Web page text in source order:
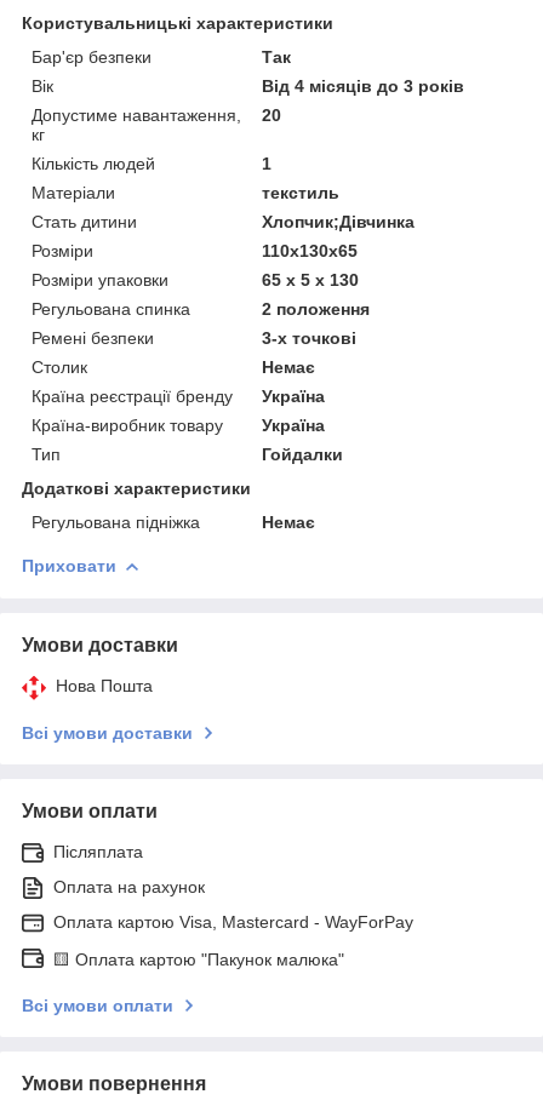
Користувальницькі характеристики
Бар'єр безпеки
Так
Вік
Від 4 місяців до 3 років
Допустиме навантаження,
кг
20
Кількість людей
1
Матеріали
текстиль
Стать дитини
Хлопчик;Дівчинка
Розміри
110x130x65
Розміри упаковки
65 х 5 х 130
Регульована спинка
2 положення
Ремені безпеки
3-х точкові
Столик
Немає
Країна реєстрації бренду
Україна
Країна-виробник товару
Україна
Тип
Гойдалки
Додаткові характеристики
Регульована підніжка
Немає
Приховати
Умови доставки
Нова Пошта
Всі умови доставки
Умови оплати
Післяплата
Оплата на рахунок
Оплата картою Visa, Mastercard - WayForPay
🟨 Оплата картою "Пакунок малюка"
Всі умови оплати
Умови повернення